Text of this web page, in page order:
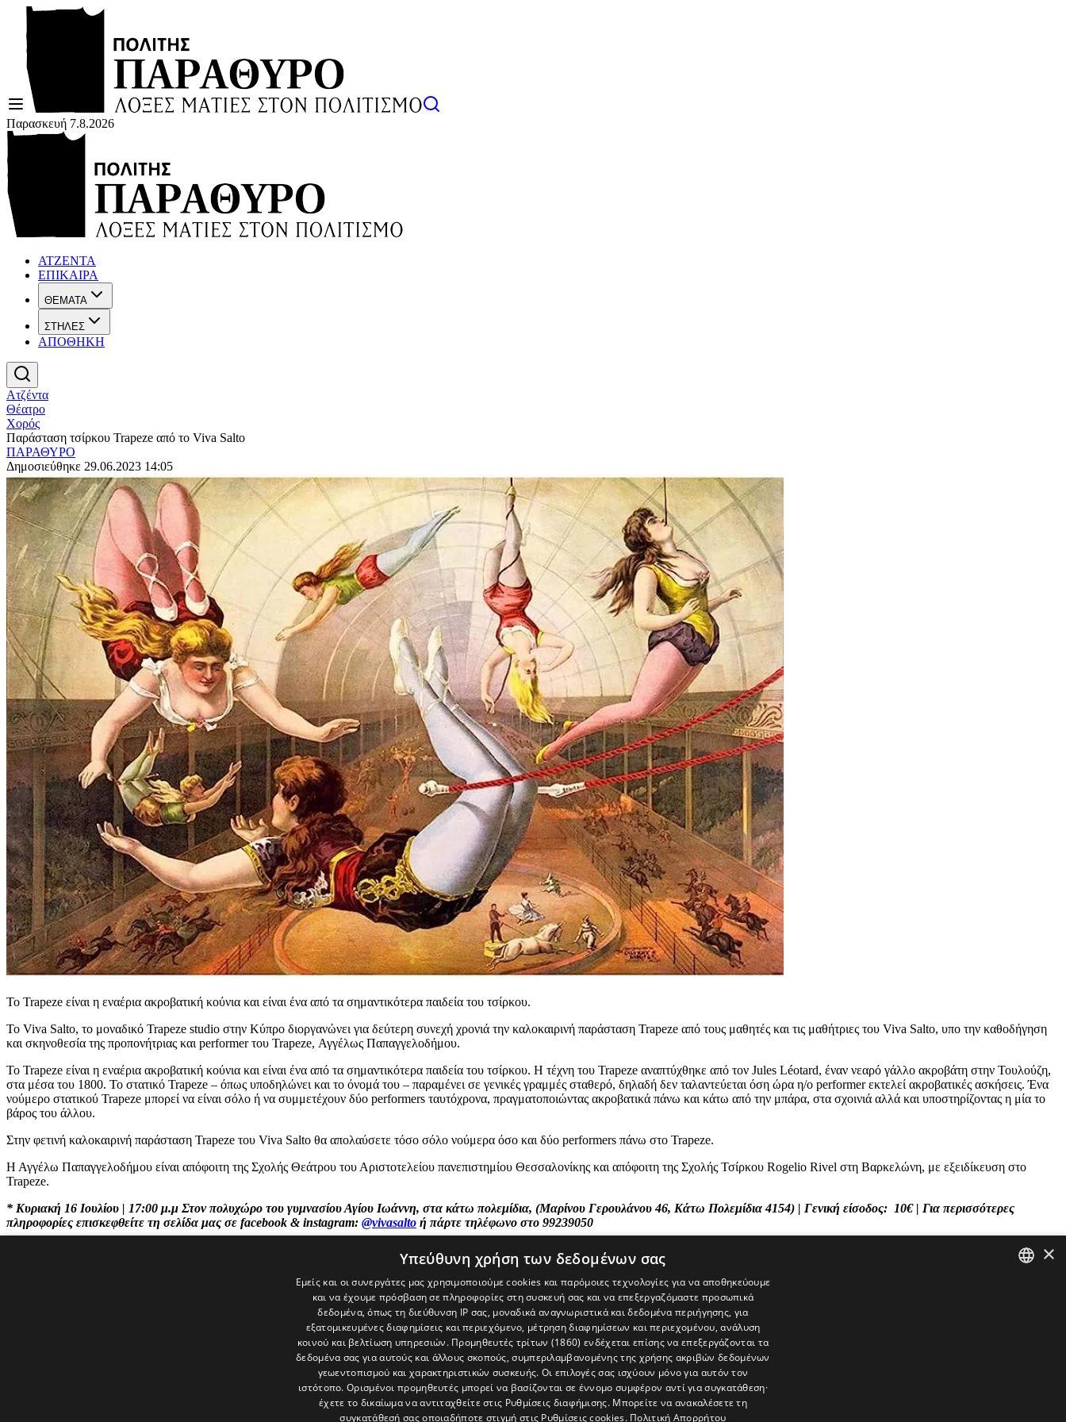
Παρασκευή 7.8.2026
ΑΤΖΕΝΤΑ
ΕΠΙΚΑΙΡΑ
ΘΕΜΑΤΑ
ΣΤΗΛΕΣ
ΑΠΟΘΗΚΗ
Ατζέντα
Θέατρο
Χορός
Παράσταση τσίρκου Trapeze από το Viva Salto
ΠΑΡΑΘΥΡΟ
Δημοσιεύθηκε 29.06.2023 14:05
Το Trapeze είναι η εναέρια ακροβατική κούνια και είναι ένα από τα σημαντικότερα παιδεία του τσίρκου.
Το Viva Salto, το μοναδικό Trapeze studio στην Κύπρο διοργανώνει για δεύτερη συνεχή χρονιά την καλοκαιρινή παράσταση Trapeze από τους μαθητές και τις μαθήτριες του Viva Salto, υπο την καθοδήγηση
και σκηνοθεσία της προπονήτριας και performer του Trapeze, Αγγέλως Παπαγγελοδήμου.
Το Trapeze είναι η εναέρια ακροβατική κούνια και είναι ένα από τα σημαντικότερα παιδεία του τσίρκου. Η τέχνη του Trapeze αναπτύχθηκε από τον Jules Léotard, έναν νεαρό γάλλο ακροβάτη στην Τουλούζη,
στα μέσα του 1800. Το στατικό Trapeze – όπως υποδηλώνει και το όνομά του – παραμένει σε γενικές γραμμές σταθερό, δηλαδή δεν ταλαντεύεται όση ώρα η/ο performer εκτελεί ακροβατικές ασκήσεις. Ένα
νούμερο στατικού Trapeze μπορεί να είναι σόλο ή να συμμετέχουν δύο performers ταυτόχρονα, πραγματοποιώντας ακροβατικά πάνω και κάτω από την μπάρα, στα σχοινιά αλλά και υποστηρίζοντας η μία το
βάρος του άλλου.
Στην φετινή καλοκαιρινή παράσταση Trapeze του Viva Salto θα απολαύσετε τόσο σόλο νούμερα όσο και δύο performers πάνω στο Trapeze.
Η Αγγέλω Παπαγγελοδήμου είναι απόφοιτη της Σχολής Θεάτρου του Αριστοτελείου πανεπιστημίου Θεσσαλονίκης και απόφοιτη της Σχολής Τσίρκου Rogelio Rivel στη Βαρκελώνη, με εξειδίκευση στο
Trapeze.
* Κυριακή 16 Ιουλίου | 17:00 μ.μ Στον πολυχώρο του γυμνασίου Αγίου Ιωάννη, στα κάτω πολεμίδια, (Μαρίνου Γερουλάνου 46, Κάτω Πολεμίδια 4154) | Γενική είσοδος: 10€ | Για περισσότερες
πληροφορίες επισκεφθείτε τη σελίδα μας σε facebook & instagram: @vivasalto ή πάρτε τηλέφωνο στο 99239050
×
Υπεύθυνη χρήση των δεδομένων σας
Εμείς και οι συνεργάτες μας χρησιμοποιούμε cookies και παρόμοιες τεχνολογίες για να αποθηκεύουμε
και να έχουμε πρόσβαση σε πληροφορίες στη συσκευή σας και να επεξεργαζόμαστε προσωπικά
δεδομένα, όπως τη διεύθυνση IP σας, μοναδικά αναγνωριστικά και δεδομένα περιήγησης, για
εξατομικευμένες διαφημίσεις και περιεχόμενο, μέτρηση διαφημίσεων και περιεχομένου, ανάλυση
κοινού και βελτίωση υπηρεσιών. Προμηθευτές τρίτων (1860) ενδέχεται επίσης να επεξεργάζονται τα
δεδομένα σας για αυτούς και άλλους σκοπούς, συμπεριλαμβανομένης της χρήσης ακριβών δεδομένων
γεωεντοπισμού και χαρακτηριστικών συσκευής. Οι επιλογές σας ισχύουν μόνο για αυτόν τον
ιστότοπο. Ορισμένοι προμηθευτές μπορεί να βασίζονται σε έννομο συμφέρον αντί για συγκατάθεση·
έχετε το δικαίωμα να αντιταχθείτε στις Ρυθμίσεις διαφήμισης. Μπορείτε να ανακαλέσετε τη
συγκατάθεσή σας οποιαδήποτε στιγμή στις Ρυθμίσεις cookies. Πολιτική Απορρήτου